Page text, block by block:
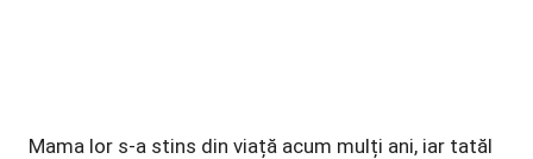
Mama lor s-a stins din viață acum mulți ani, iar tatăl